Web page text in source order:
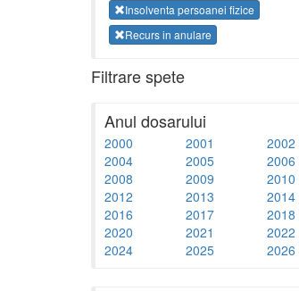
Insolventa persoanei fizice
Recurs in anulare
Filtrare spete
Anul dosarului
2000 2001 2002
2004
2005 2006
2008
2009 2010
2012
2013 2014
2016
2017 2018
2020
2021 2022
2024
2025 2026